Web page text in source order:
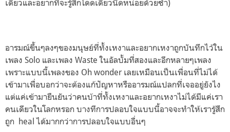
เดียวและอยากที่จะรู้สึกโดดเดี่ยวนิดหน่อยด้วยซ้ำ)
อารมณ์ขึ้นๆลงๆของมนุษย์ที่ทั้งเหงาและอยากเหงาถูกบันทึกไว้ใน
เพลง Solo และเพลง Waste ในอัลบั้มที่สองและอีกหลายๆเพลง
เพราะแบบนี้เพลงของ Oh wonder เลยเหมือนเป็นเพื่อนที่ไม่ได้
เข้ามาเพื่อบอกว่าจะต้องแก้ปัญหาหรืออารมณ์แปลกที่เจออยู่ยังไง
แต่แค่เข้ามายืนยันว่าคนบ้าที่ทั้งเหงาและอยากเหงาไม่ได้มีแค่เรา
คนเดียวในโลกหรอก บางทีการปลอบใจแบบนี้อาจจะทำให้เรารู้สึก
ถูก heal ได้มากกว่าการปลอบใจแบบอื่นๆ